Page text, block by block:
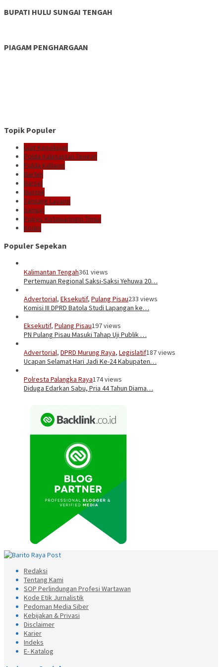
BUPATI HULU SUNGAI TENGAH
PIAGAM PENGHARGAAN
Topik Populer
Giat Kepolisian
Polda Kalimantan Tengah
Polda Kalteng
Bartim
Barsel
Buntok
Tamiang Layang
Sampit
Polres Kotawaringin Timur
Kotim
Populer Sepekan
Kalimantan Tengah361 views
Pertemuan Regional Saksi-Saksi Yehuwa 20…
Advertorial, Eksekutif, Pulang Pisau233 views
Komisi III DPRD Batola Studi Lapangan ke…
Eksekutif, Pulang Pisau197 views
PN Pulang Pisau Masuki Tahap Uji Publik …
Advertorial, DPRD Murung Raya, Legislatif187 views
Ucapan Selamat Hari Jadi Ke-24 Kabupaten…
Polresta Palangka Raya174 views
Diduga Edarkan Sabu, Pria 44 Tahun Diama…
Redaksi
Tentang Kami
SOP Perlindungan Profesi Wartawan
Kode Etik Jurnalistik
Pedoman Media Siber
Kebijakan & Privasi
Disclaimer
Karier
Indeks
E- Katalog